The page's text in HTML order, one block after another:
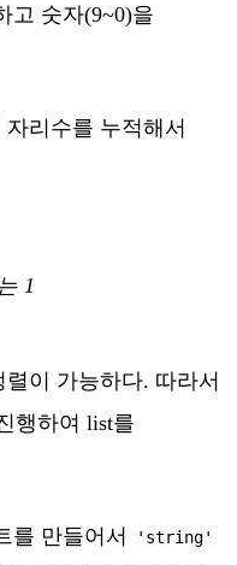
고 숫자(9~0)을
리수를 누적해서
1
이 가능하다. 따라서
행하여 list를
를 만들어서 'string'